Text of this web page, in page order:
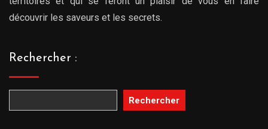
découvrir les saveurs et les secrets.
Rechercher :
Rechercher